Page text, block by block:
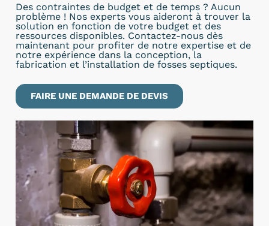
Des contraintes de budget et de temps ? Aucun
problème ! Nos experts vous aideront à trouver la
solution en fonction de votre budget et des
ressources disponibles. Contactez-nous dès
maintenant pour profiter de notre expertise et de
notre expérience dans la conception, la
fabrication et l’installation de fosses septiques.
FAIRE UNE DEMANDE DE DEVIS